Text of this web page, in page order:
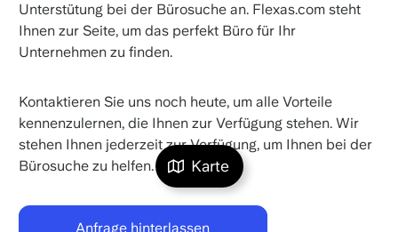
Karte
Unterstütung bei der Bürosuche an. Flexas.com steht
Ihnen zur Seite, um das perfekt Büro für Ihr
Unternehmen zu finden.
Kontaktieren Sie uns noch heute, um alle Vorteile
kennenzulernen, die Ihnen zur Verfügung stehen. Wir
stehen Ihnen jederzeit zur Verfügung, um Ihnen bei der
Bürosuche zu helfen.
Anfrage hinterlassen